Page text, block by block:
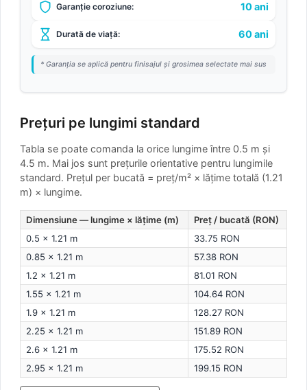
Garanție coroziune: 10 ani
Durată de viață: 60 ani
* Garanția se aplică pentru finisajul și grosimea selectate mai sus
Prețuri pe lungimi standard
Tabla se poate comanda la orice lungime între 0.5 m și
4.5 m. Mai jos sunt prețurile orientative pentru lungimile
standard. Prețul per bucată = preț/m² × lățime totală (1.21
m) × lungime.
Dimensiune — lungime × lățime (m)
Preț / bucată (RON)
0.5 × 1.21 m
33.75 RON
0.85 × 1.21 m
57.38 RON
1.2 × 1.21 m
81.01 RON
1.55 × 1.21 m
104.64 RON
1.9 × 1.21 m
128.27 RON
2.25 × 1.21 m
151.89 RON
2.6 × 1.21 m
175.52 RON
2.95 × 1.21 m
199.15 RON